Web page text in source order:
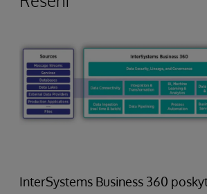
InterSystems Business 360